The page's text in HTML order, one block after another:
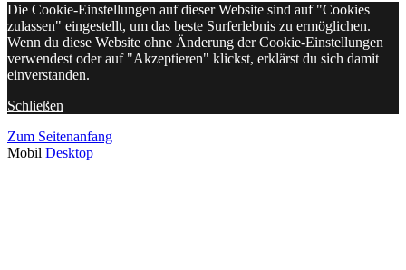
Die Cookie-Einstellungen auf dieser Website sind auf "Cookies
zulassen" eingestellt, um das beste Surferlebnis zu ermöglichen.
Wenn du diese Website ohne Änderung der Cookie-Einstellungen
verwendest oder auf "Akzeptieren" klickst, erklärst du sich damit
einverstanden.
Schließen
Zum Seitenanfang
Mobil Desktop